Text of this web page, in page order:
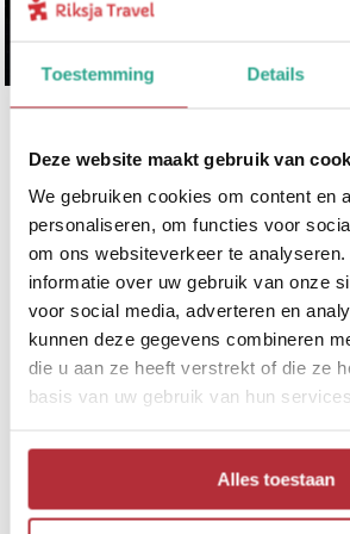
Toestemming Details
Deze website maakt gebruik van
We gebruiken cookies om content en
personaliseren, om functies voor
om ons websiteverkeer te
informatie over uw gebruik van onze
voor social media, adverteren en
kunnen deze gegevens combineren
die u aan ze heeft verstrekt of die ze
basis van uw gebruik van hun
Alles toestaan
9
Lofoten &
Ontdekkingstocht
Lapland
Reisschema: Tromsø - Alta -
Abisko - Lofoten - Narvik
Reisduur:
17 dagen / 16 nachten
Reissom:
vanaf € 3.045,- p.p. bij 2
Activiteit:
koningskrab excursie
Huurauto:
bij te boeken vanaf circa €
Reisperiode: